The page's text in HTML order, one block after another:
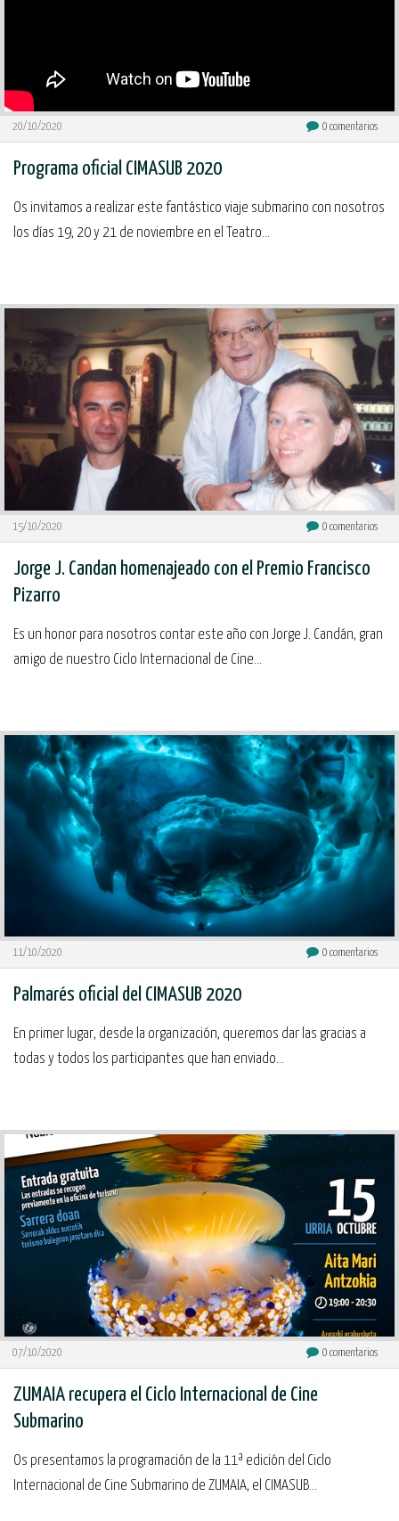
20/10/2020 0 comentarios
Programa oficial CIMASUB 2020
Os invitamos a realizar este fantástico viaje submarino con nosotros
los días 19, 20 y 21 de noviembre en el Teatro...
15/10/2020 0 comentarios
Jorge J. Candan homenajeado con el Premio Francisco
Pizarro
Es un honor para nosotros contar este año con Jorge J. Candán, gran
amigo de nuestro Ciclo Internacional de Cine...
11/10/2020 0 comentarios
Palmarés oficial del CIMASUB 2020
En primer lugar, desde la organización, queremos dar las gracias a
todas y todos los participantes que han enviado...
07/10/2020 0 comentarios
ZUMAIA recupera el Ciclo Internacional de Cine
Submarino
Os presentamos la programación de la 11ª edición del Ciclo
Internacional de Cine Submarino de ZUMAIA, el CIMASUB...